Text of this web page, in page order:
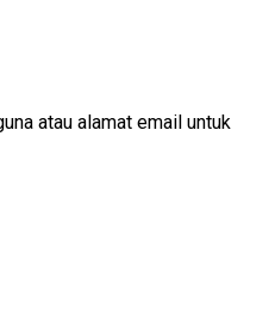
atau alamat email untuk